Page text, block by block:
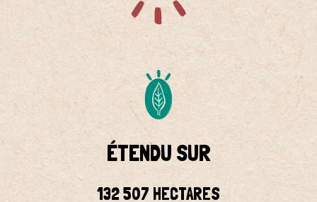
ÉTENDU SUR
132 507 HECTARES